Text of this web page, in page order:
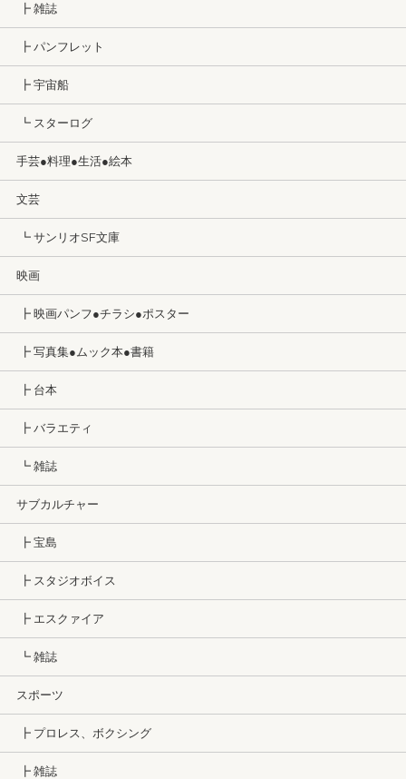
┣ 雑誌
┣ パンフレット
┣ 宇宙船
┗ スターログ
手芸●料理●生活●絵本
文芸
┗ サンリオSF文庫
映画
┣ 映画パンフ●チラシ●ポスター
┣ 写真集●ムック本●書籍
┣ 台本
┣ バラエティ
┗ 雑誌
サブカルチャー
┣ 宝島
┣ スタジオボイス
┣ エスクァイア
┗ 雑誌
スポーツ
┣ プロレス、ボクシング
┣ 雑誌